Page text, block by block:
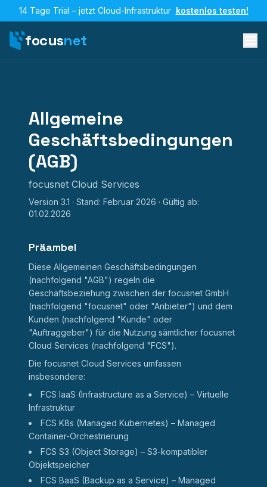
14 Tage Trial – jetzt Cloud-Infrastruktur kostenlos testen!
focusnet
Allgemeine
Geschäftsbedingungen
(AGB)
focusnet Cloud Services
Version 3.1 · Stand: Februar 2026 · Gültig ab:
01.02.2026
Präambel
Diese Allgemeinen Geschäftsbedingungen
(nachfolgend "AGB") regeln die
Geschäftsbeziehung zwischen der focusnet GmbH
(nachfolgend "focusnet" oder "Anbieter") und dem
Kunden (nachfolgend "Kunde" oder
"Auftraggeber") für die Nutzung sämtlicher focusnet
Cloud Services (nachfolgend "FCS").
Die focusnet Cloud Services umfassen
insbesondere:
FCS IaaS (Infrastructure as a Service) – Virtuelle
Infrastruktur
FCS K8s (Managed Kubernetes) – Managed
Container-Orchestrierung
FCS S3 (Object Storage) – S3-kompatibler
Objektspeicher
FCS BaaS (Backup as a Service) – Managed